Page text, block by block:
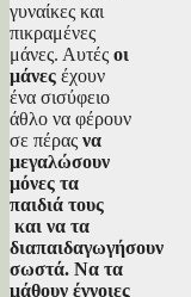
γυναίκες και
πικραμένες
μάνες. Αυτές οι
μάνες έχουν
ένα σισύφειο
άθλο να φέρουν
σε πέρας να
μεγαλώσουν
μόνες τα
παιδιά τους
και να τα
διαπαιδαγωγήσουν
σωστά. Να τα
μάθουν έννοιες